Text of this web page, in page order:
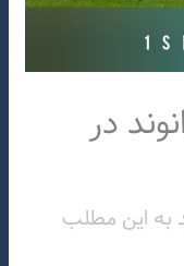
در
به این مطلب